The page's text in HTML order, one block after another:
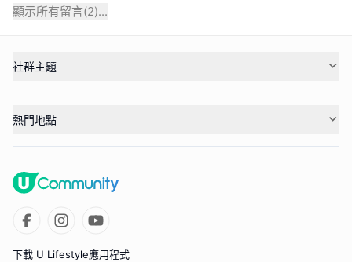
顯示所有留言(2)...
社群主題
熱門地點
下載 U Lifestyle應用程式